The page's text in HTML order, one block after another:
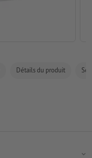
Détails du produit